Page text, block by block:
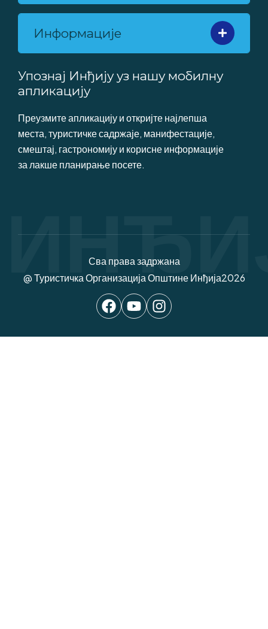
Информације
Упознај Инђију уз нашу мобилну
апликацију
Преузмите апликацију и откријте најлепша
места, туристичке садржаје, манифестације,
смештај, гастрономију и корисне информације
за лакше планирање посете.
Сва права задржана
@ Туристичка Организација Општине Инђија2026